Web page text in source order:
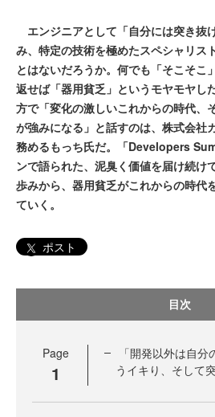
エンジニアとして「自分には突き抜
み、特定の技術を極めたスペシャリス
とはないだろうか。何でも「そこそこ
返せば「器用貧乏」というモヤモヤし
方で「変化の激しいこれからの時代、
が強みになる」と話すのは、株式会社
務めるもっち氏だ。「Developers
ンで語られた、泥臭く価値を届け続け
歩みから、器用貧乏がこれからの時代
ていく。
ポスト
目次
Page
1
「開発以外は自
うイキり、そして